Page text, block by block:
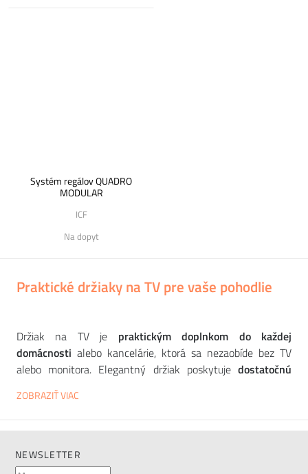
Systém regálov QUADRO
MODULAR
ICF
Na dopyt
Praktické držiaky na TV pre vaše pohodlie
Držiak na TV je praktickým doplnkom do každej
domácnosti alebo kancelárie, ktorá sa nezaobíde bez TV
alebo monitora. Elegantný držiak poskytuje dostatočnú
, skrýva nevzhľadné káble a
manipuláciu s
farbe, ako aj
CD/DVD alebo zariadení HI-FI. Potrebujete pomôcť s
ZOBRAZIŤ VIAC
NEWSLETTER